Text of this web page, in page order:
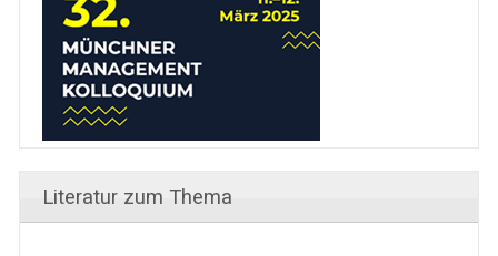
Literatur zum Thema